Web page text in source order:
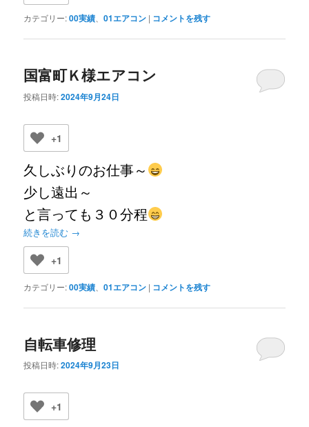
カテゴリー:00実績 、01エアコン | コメントを残す
国富町Ｋ様エアコン
投稿日時:2024年9月24日
+1
久しぶりのお仕事～
少し遠出～
と言っても３０分程
続きを読む →
+1
カテゴリー:00実績 、01エアコン | コメントを残す
自転車修理
投稿日時:2024年9月23日
+1